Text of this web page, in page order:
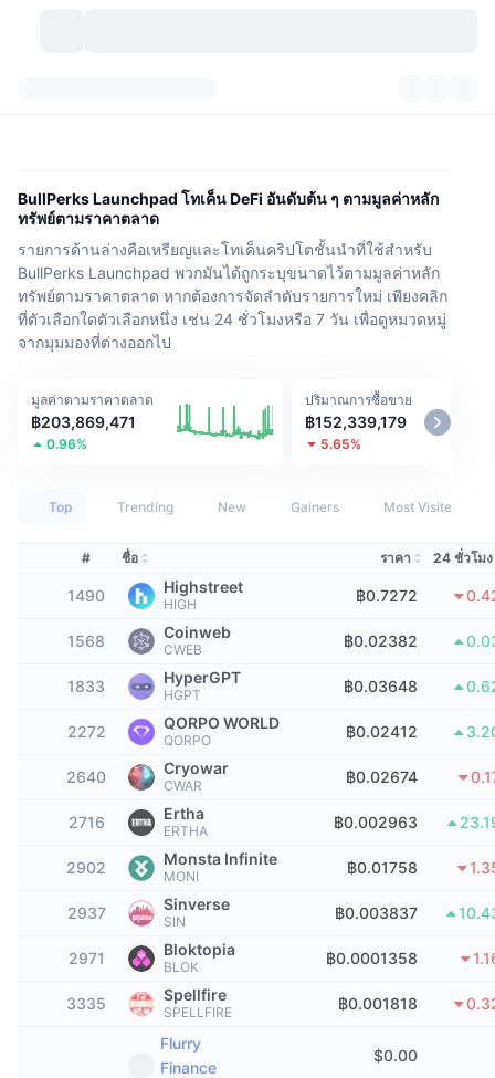
หมวดหมู่
ภาพตลาดย้อนหลัง
การปลดล็อกโทเคน
อัตราผลตอบแทน
สินทรัพย์ในโลกแห่งความเป็นจริง
ตารางอันดับ
ที่กำลังจะมาถึง
ที่เพิ่มเข้ามาล่าสุด
GainersและLosers
ที่มีผู้เข้าชมมากที่สุด
ความรู้สึกที่มีต่อชุมชน
ตลาดการคาดการณ์
กำลังเป็นที่นิยม
ภาพรวมของตลาด
ตลาด Spot
จำนวนคริปโทเคอร์เรนซี
คลังของ บิตคอยน์
คลังของ บีเอนบี
เงินไหลเข้า/ไหลออกของ Exchange
ดัชนีความกลัวและความโลภ
ดัชนีฤดูกาลอัลท์คอยน์
ตัวชี้วัดวัฏจักรตลาด
สัดส่วนมูลค่าตลาดรวมของบิตคอยน์เปรียบเทียบกับตล
ดัชนี CoinMarketCap 20
กระแสเงินทุน ETF
คริปโตฯ ETFs
บิตคอยน์ ETFs
กำลังมาแรง
ใหม่
ราคาบวก
Meme Explorer
นักเทรดชั้นนำ
การซื้อขายสินทรัพย์ดิจิทัลโดยผ่านคนกลาง:
Spot
ตราสารอนุพันธ์
ชุมชน
ฟีด
หัวข้อ
ไลฟ์สด
บทความ
เซนติเมนต์
API
API
API คริปโต
DEX API
องค์กร
การบูรณาการ AI
CMC Agent Hub
ตลาดทักษะ
ผลิตภัณฑ์
ผลิตภัณฑ์
แปลงสกุลเงิน
จดหมายข่าว
CMC Launch
CMC Labs
CMC Max
ข่าวเด่น
เทเลบอท
ลงโฆษณา
วิดเจ็ตสำหรับเว็บไซต์
BullPerks Launchpad โทเค็น DeFi อันดับต้น ๆ ตามมูลค่าหลัก
ทรัพย์ตามราคาตลาด
รายการด้านล่างคือเหรียญและโทเค็นคริปโตชั้นนำที่ใช้สำหรับ
BullPerks Launchpad พวกมันได้ถูกระบุขนาดไว้ตามมูลค่าหลัก
ทรัพย์ตามราคาตลาด หากต้องการจัดลำดับรายการใหม่ เพียงคลิก
ที่ตัวเลือกใดตัวเลือกหนึ่ง เช่น 24 ชั่วโมงหรือ 7 วัน เพื่อดูหมวดหมู่
จากมุมมองที่ต่างออกไป
มูลค่าตามราคาตลาด
฿203,869,471
0.96%
ปริมาณการซื้อขาย
฿152,339,179
5.65%
Top Trending New Gainers Most Visited
# ชื่อ ราคา 24 ชั่วโมง
1490 Highstreet
HIGH ฿0.7272
1568 Coinweb
CWEB ฿0.02382
1833 HyperGPT
HGPT ฿0.03648
2272 QORPO WORLD
QORPO ฿0.02412
2640 Cryowar
CWAR ฿0.02674
2716 Ertha
ERTHA ฿0.002963
2902 Monsta Infinite
MONI ฿0.01758
2937 Sinverse
SIN ฿0.003837
2971 Bloktopia
BLOK ฿0.0001358
3335 Spellfire
SPELLFIRE ฿0.001818
Flurry
Finance
$0.00